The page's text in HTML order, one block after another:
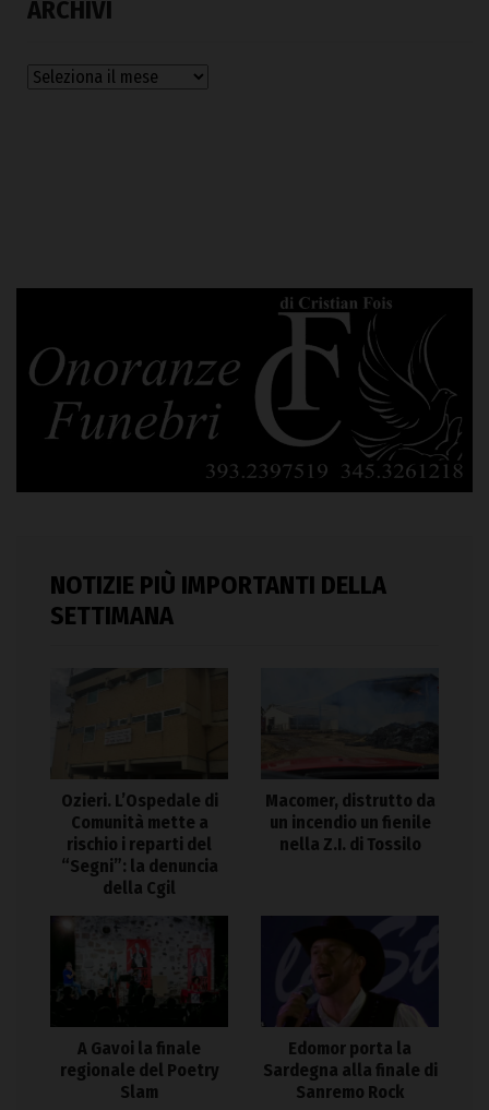
ARCHIVI
Archivi
NOTIZIE PIÙ IMPORTANTI DELLA
SETTIMANA
Ozieri. L’Ospedale di
Comunità mette a
rischio i reparti del
“Segni”: la denuncia
della Cgil
Macomer, distrutto da
un incendio un fienile
nella Z.I. di Tossilo
A Gavoi la finale
regionale del Poetry
Slam
Edomor porta la
Sardegna alla finale di
Sanremo Rock